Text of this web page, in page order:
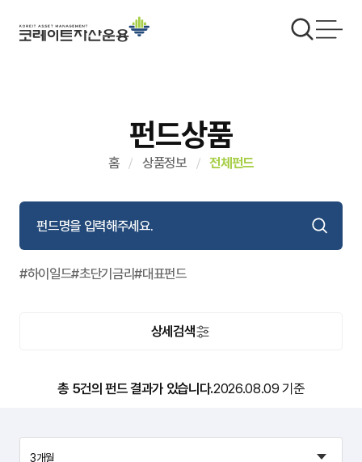
펀드상품
홈 상품정보 전체펀드
#하이일드#초단기금리#대표펀드
상세검색
총 5건의 펀드 결과가 있습니다.2026.08.09 기준